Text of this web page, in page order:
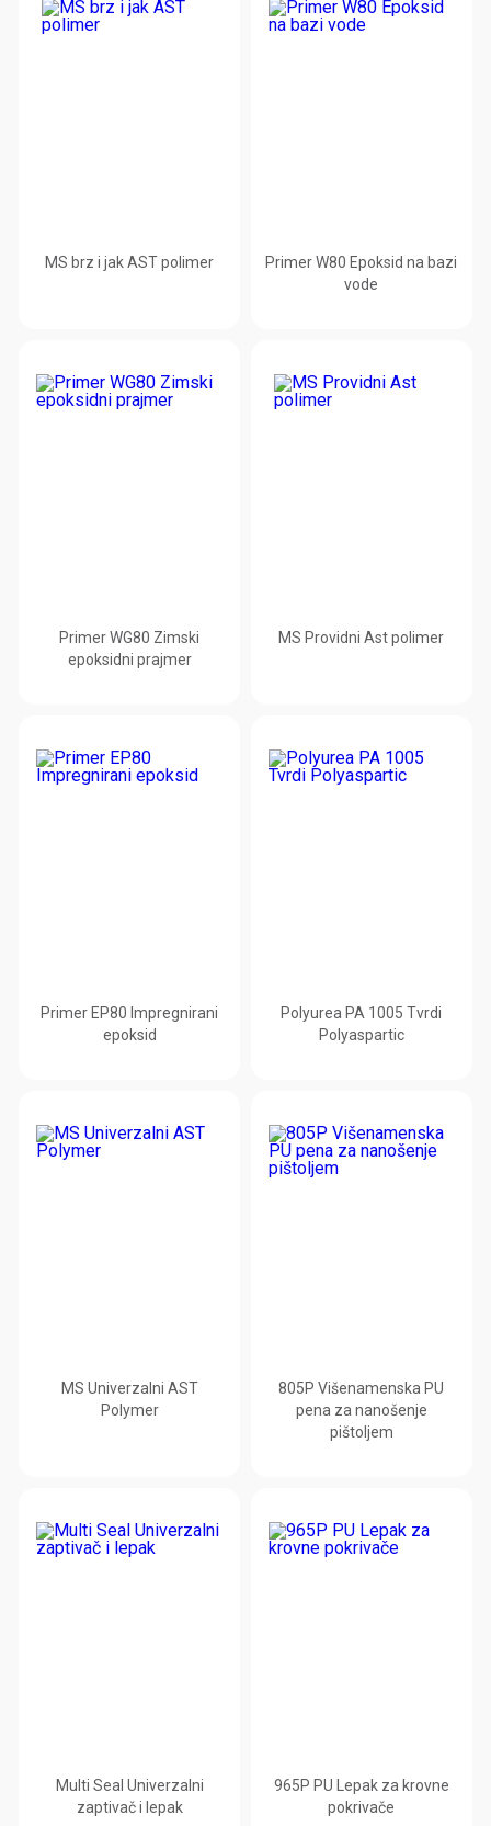
MS brz i jak AST polimer
Primer W80 Epoksid na bazi
vode
Primer WG80 Zimski
epoksidni prajmer
MS Providni Ast polimer
Primer EP80 Impregnirani
epoksid
Polyurea PA 1005 Tvrdi
Polyaspartic
MS Univerzalni AST
Polymer
805P Višenamenska PU
pena za nanošenje
pištoljem
Multi Seal Univerzalni
zaptivač i lepak
965P PU Lepak za krovne
pokrivače